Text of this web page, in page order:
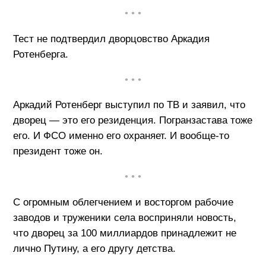
• • •
Тест не подтвердил дворцовство Аркадия
Ротенберга.
• • •
Аркадий Ротенберг выступил по ТВ и заявил, что
дворец — это его резиденция. Погранзастава тоже
его. И ФСО именно его охраняет. И вообще-то
президент тоже он.
• • •
С огромным облегчением и восторгом рабочие
заводов и труженики села восприняли новость,
что дворец за 100 миллиардов принадлежит не
лично Путину, а его другу детства.